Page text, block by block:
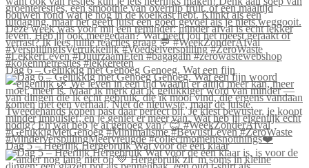
Dag 6 – Gelukkig met Genoeg Genoeg. Wat een fijn
Dag 5 – Heerlijk Hergebruik Wat voor de één klaar